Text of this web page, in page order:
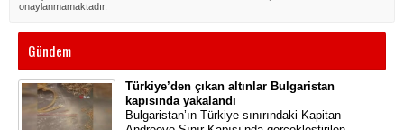
onaylanmamaktadır.
Gündem
Türkiye’den çıkan altınlar Bulgaristan
kapısında yakalandı
Bulgaristan’ın Türkiye sınırındaki Kapitan